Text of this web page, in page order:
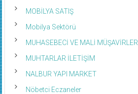
MOBİLYA SATIŞ
Mobilya Sektörü
MUHASEBECİ VE MALİ MÜŞAVİRLER
MUHTARLAR İLETİŞİM
NALBUR YAPI MARKET
Nöbetci Eczaneler